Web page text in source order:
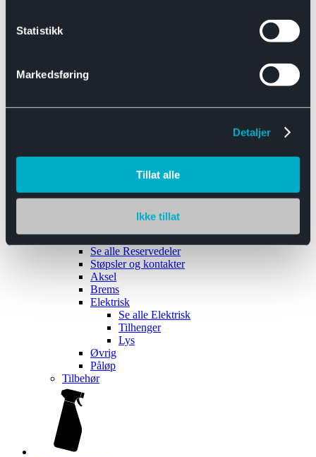
Statistikk
Markedsføring
Detaljer
Tillat alle
Ikke tillat
Båthengere
Reservedeler
Se alle Reservedeler
Støpsler og kontakter
Aksel
Brems
Elektrisk
Se alle Elektrisk
Tilhenger
Lys
Øvrig
Påløp
Tilbehør